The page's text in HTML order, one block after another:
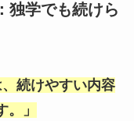
独学でも続けら
続けやすい内容
」